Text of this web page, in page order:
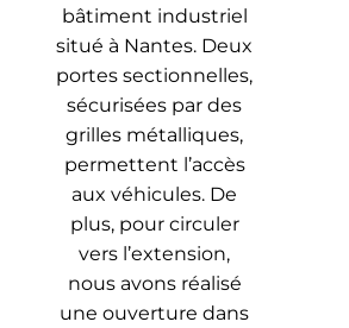
bâtiment industriel
situé à Nantes. Deux
portes sectionnelles,
sécurisées par des
grilles métalliques,
permettent l’accès
aux véhicules. De
plus, pour circuler
vers l’extension,
nous avons réalisé
une ouverture dans